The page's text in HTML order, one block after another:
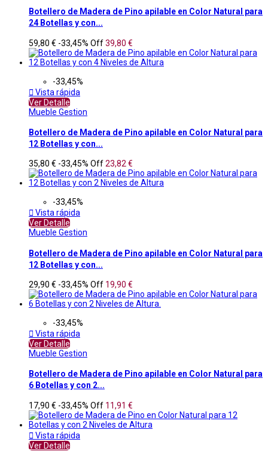
Botellero de Madera de Pino apilable en Color Natural para
24 Botellas y con...
59,80 € -33,45% Off39,80 €
-33,45%
 Vista rápida
Ver Detalle
Mueble Gestion
Botellero de Madera de Pino apilable en Color Natural para
12 Botellas y con...
35,80 € -33,45% Off23,82 €
-33,45%
 Vista rápida
Ver Detalle
Mueble Gestion
Botellero de Madera de Pino apilable en Color Natural para
12 Botellas y con...
29,90 € -33,45% Off 19,90 €
-33,45%
 Vista rápida
Ver Detalle
Mueble Gestion
Botellero de Madera de Pino apilable en Color Natural para
6 Botellas y con 2...
17,90 € -33,45% Off 11,91 €
 Vista rápida
Ver Detalle